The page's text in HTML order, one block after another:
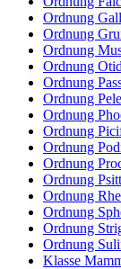
Ordnung
Ordnung
Ordnung
Ordnung
Ordnung
Ordnung
Ordnung
Ordnung
Ordnung
Ordnung
Ordnung
Ordnung
Ordnung
Ordnung
Ordnung
Klasse